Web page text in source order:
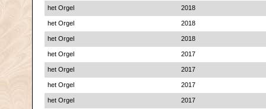
het Orgel 2018
het Orgel 2018
het Orgel 2018
het Orgel 2017
het Orgel 2017
het Orgel 2017
het Orgel 2017